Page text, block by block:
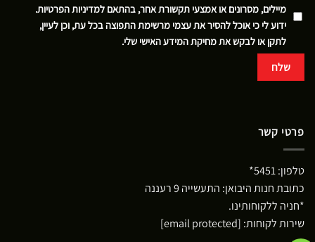
מיילים, מסרונים או אמצעי תקשורת אחר, בהתאם למדיניות הפרטיות.
ידוע לי כי אוכל להסיר את עצמי מרשימת התפוצה בכל עת, וכן לעיין,
לתקן או לבקש את מחיקת המידע האישי שלי.
פרטי קשר
טלפון:5451*
כתובת חנות היבואן: התעשייה 9 רעננה
*חניה ללקוחותינו.
שירות לקוחות: [email protected]